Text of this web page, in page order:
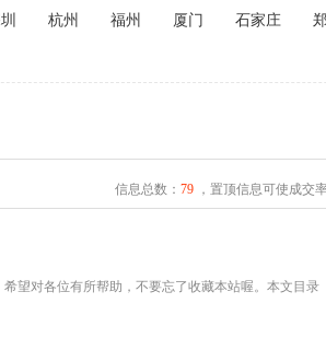
杭州 福州 厦门 石家庄
信息总数： 79，置顶信息可使成交
望对各位有所帮助，不要忘了收藏本站喔。本文目录